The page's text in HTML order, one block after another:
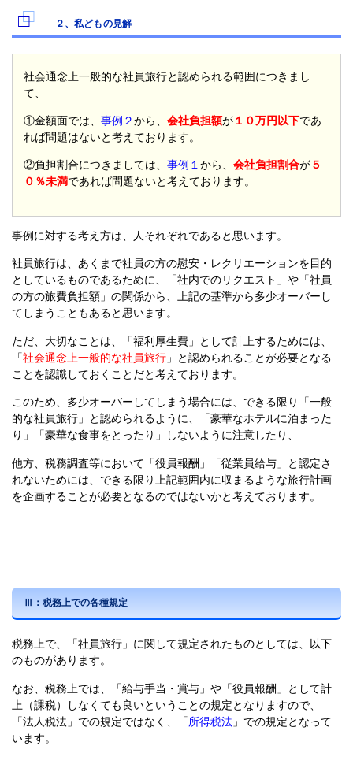
２、私どもの見解
社会通念上一般的な社員旅行と認められる範囲につきまし
て、
①金額面では、事例２から、会社負担額が１０万円以下であ
れば問題はないと考えております。
②負担割合につきましては、事例１から、会社負担割合が５
０％未満であれば問題ないと考えております。
事例に対する考え方は、人それぞれであると思います。
社員旅行は、あくまで社員の方の慰安・レクリエーションを目的
としているものであるために、「社内でのリクエスト」や「社員
の方の旅費負担額」の関係から、上記の基準から多少オーバーし
てしまうこともあると思います。
ただ、大切なことは、「福利厚生費」として計上するためには、
「社会通念上一般的な社員旅行 」と認められることが必要となる
ことを認識しておくことだと考えております。
このため、多少オーバーしてしまう場合には、できる限り「一般
的な社員旅行」と認められるように、「豪華なホテルに泊まった
り」「豪華な食事をとったり」しないように注意したり、
他方、税務調査等において「役員報酬」「従業員給与」と認定さ
れないためには、できる限り上記範囲内に収まるような旅行計画
を企画することが必要となるのではないかと考えております。
Ⅲ： 税務上での各種規定
税務上で、「社員旅行」に関して規定されたものとしては、以下
のものがあります。
なお、税務上では、「給与手当・賞与」や「役員報酬」として計
上（課税）しなくても良いということの規定となりますので、
「法人税法」での規定ではなく、「所得税法 」での規定となって
います。